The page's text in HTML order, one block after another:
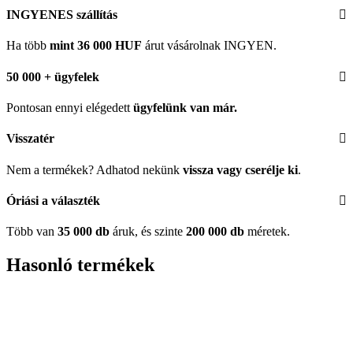
INGYENES szállítás
Ha több mint 36 000 HUF árut vásárolnak INGYEN.
50 000 + ügyfelek
Pontosan ennyi elégedett ügyfelünk van már.
Visszatér
Nem a termékek? Adhatod nekünk vissza vagy cserélje ki.
Óriási a választék
Több van 35 000 db áruk, és szinte 200 000 db méretek.
Hasonló termékek